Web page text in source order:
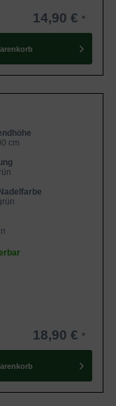
oder
erweist sich
14,90 €
cm
18,90 €